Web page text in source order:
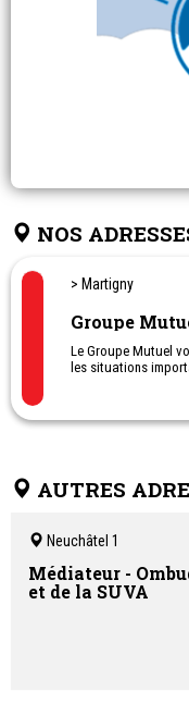
NOS
> Martigny
Groupe
Le Groupe Mutuel
les situations
AUTRES
Neuchâtel 1
Médiateur -
et de la SUVA